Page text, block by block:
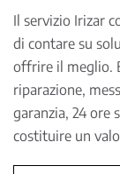
Il servizio Irizar
di contare su
offrire il meglio.
riparazione,
garanzia, 24 ore
costituire un